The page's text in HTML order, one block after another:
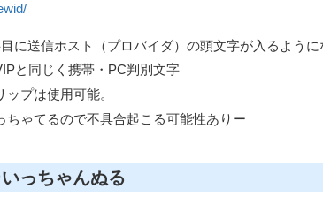
に送信ホスト（プロバイダ）の頭文字が入るよう
と同じく携帯・PC判別文字
プは使用可能。
ちゃてるので不具合起こる可能性ありー
っちゃんぬる